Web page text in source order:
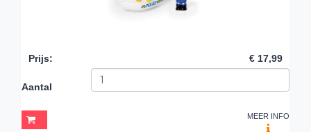
Prijs: € 17,99
Aantal
MEER INFO